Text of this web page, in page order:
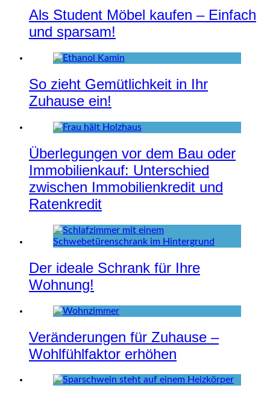
Als Student Möbel kaufen – Einfach
und sparsam!
So zieht Gemütlichkeit in Ihr
Zuhause ein!
Überlegungen vor dem Bau oder
Immobilienkauf: Unterschied
zwischen Immobilienkredit und
Ratenkredit
Der ideale Schrank für Ihre
Wohnung!
Veränderungen für Zuhause –
Wohlfühlfaktor erhöhen